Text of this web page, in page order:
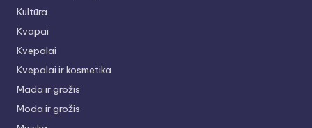
Kultūra
Kvapai
Kvepalai
Kvepalai ir kosmetika
Mada ir grožis
Moda ir grožis